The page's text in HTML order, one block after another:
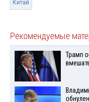
Китай
Рекомендуемые
Трамп